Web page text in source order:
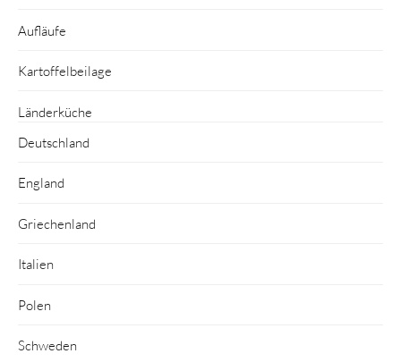
Aufläufe
Kartoffelbeilage
Länderküche
Deutschland
England
Griechenland
Italien
Polen
Schweden